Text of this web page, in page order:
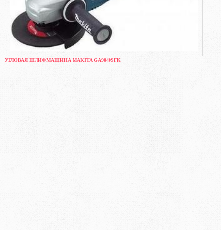
УГЛОВАЯ ШЛИФМАШИНА MAKITA GA9040SFK